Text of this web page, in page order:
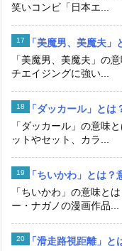
笑いコンビ「日本エ...
「美魔男、美魔夫
「美魔男、美魔夫」の
チエイジングに強い...
「ダッカール」と
「ダッカール」の意味
ットやセット、カラ...
「ちいかわ」とは？
「ちいかわ」の意味と
ー・ナガノの漫画作品...
「滑走路視距離」